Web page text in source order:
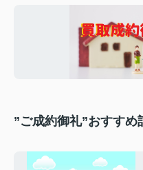
”ご成約御礼”おすすめ